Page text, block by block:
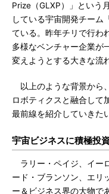
Prize（GLXP）」という
している宇宙開発チーム
ている。昨年チリで行わ
多様なベンチャー企業が
変えようとする大きな流
以上のような背景から
ロボティクスと融合して
最前線を紹介していきた
宇宙ビジネスに積極投
ラリー・ペイジ、イー
ード・ブランソン、エリ
ー＆ビジネス界の大物で